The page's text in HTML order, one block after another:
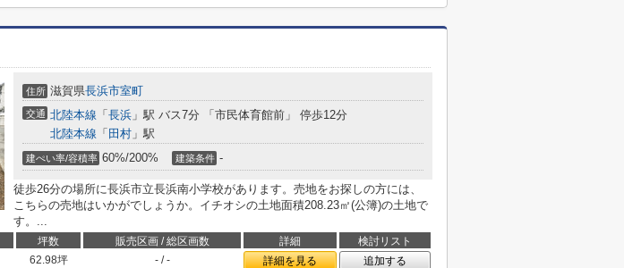
住所 滋賀県長浜市室町
交通 北陸本線 「 長浜 」駅 バス7分 「市民体育館前」 停歩12分
北陸本線 「 田村 」駅
建ぺい率/容積率 60%/200% 建築条件 -
徒歩26分の場所に長浜市立長浜南小学校があります。売地をお探しの方には、
こちらの売地はいかがでしょうか。イチオシの土地面積208.23㎡(公簿)の土地で
す。...
坪数 販売区画 / 総区画数 詳細
検討リスト
62.98坪 - / - 詳細を見る 追加する